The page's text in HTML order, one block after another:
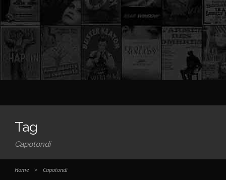
Tag
Capotondi
Home > Capotondi